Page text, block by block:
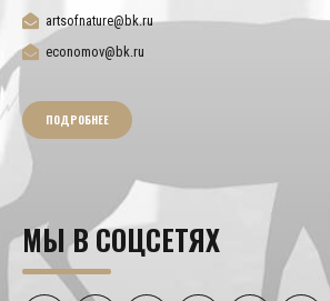
artsofnature@bk.ru
economov@bk.ru
ПОДРОБНЕЕ
МЫ В СОЦСЕТЯХ